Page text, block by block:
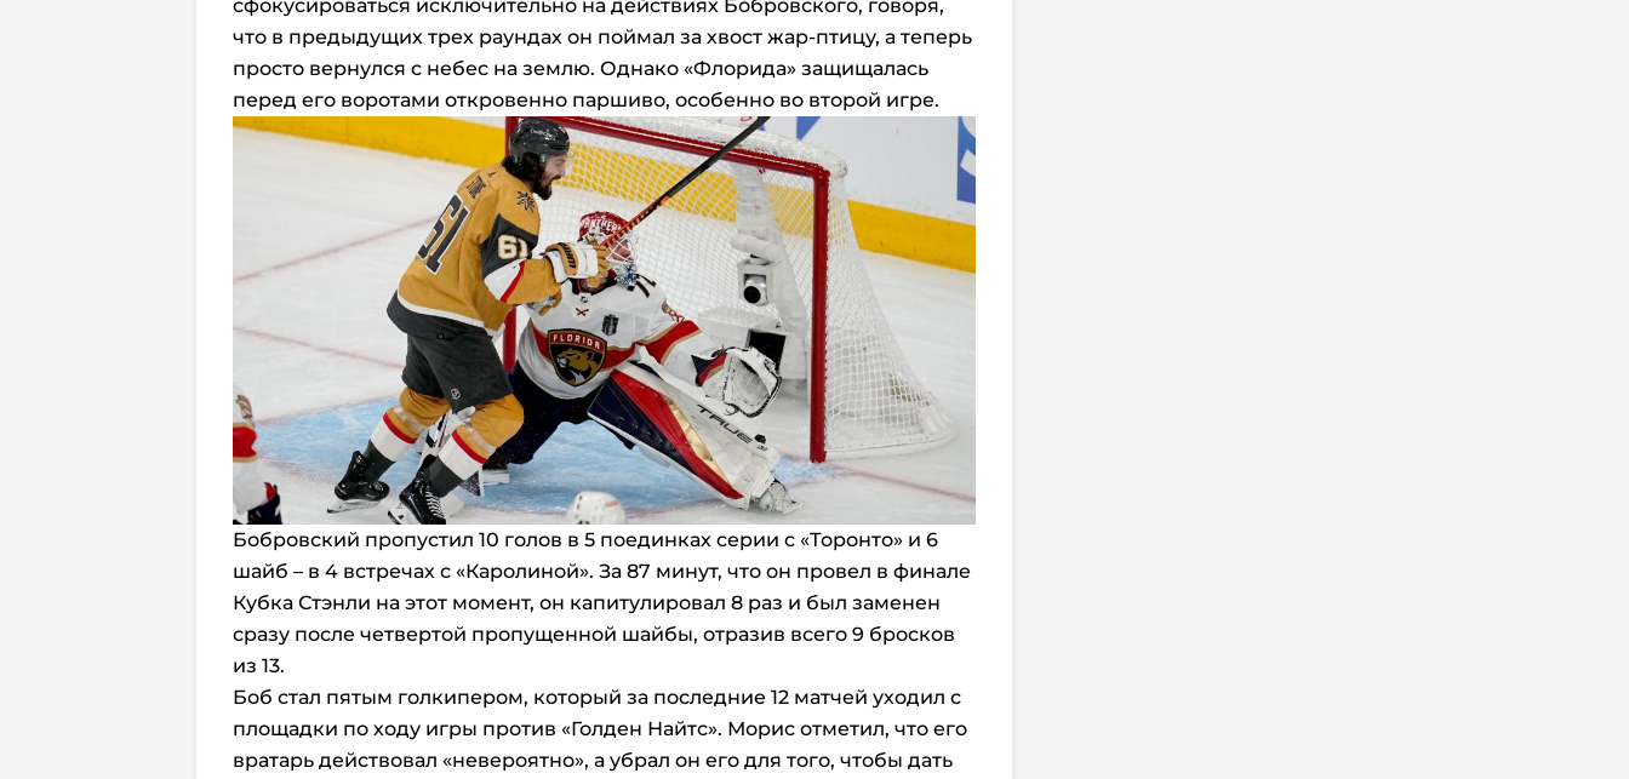
сфокусироваться исключительно на действиях Бобровского, говоря,
что в предыдущих трех раундах он поймал за хвост жар-птицу, а теперь
просто вернулся с небес на землю. Однако «Флорида» защищалась
перед его воротами откровенно паршиво, особенно во второй игре.
Бобровский пропустил 10 голов в 5 поединках серии с «Торонто» и 6
шайб – в 4 встречах с «Каролиной». За 87 минут, что он провел в финале
Кубка Стэнли на этот момент, он капитулировал 8 раз и был заменен
сразу после четвертой пропущенной шайбы, отразив всего 9 бросков
из 13.
Боб стал пятым голкипером, который за последние 12 матчей уходил с
площадки по ходу игры против «Голден Найтс». Морис отметил, что его
вратарь действовал «невероятно», а убрал он его для того, чтобы дать